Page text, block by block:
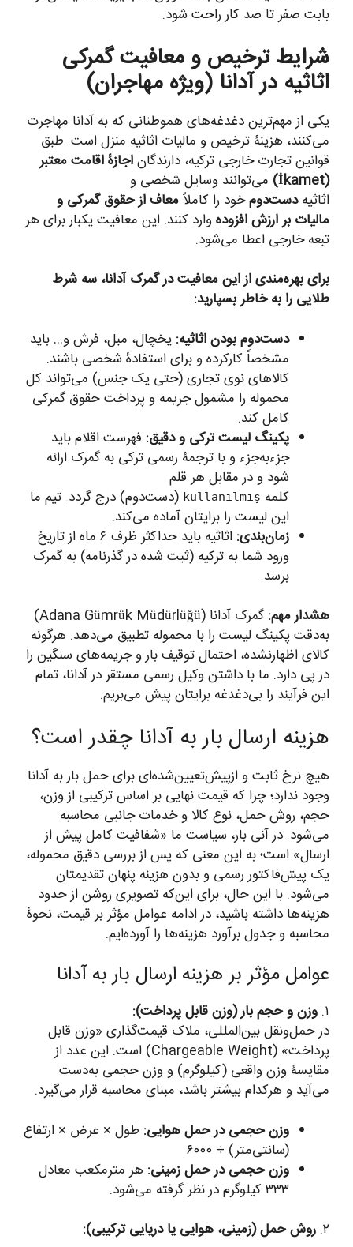
بابت صفر تا صد کار راحت شود.
شرایط ترخیص و معافیت گمرکی
اثاثیه در آدانا (ویژه مهاجران)
یکی از مهم‌ترین دغدغه‌های هموطنانی که به آدانا مهاجرت
می‌کنند، هزینۀ ترخیص و مالیات اثاثیه منزل است. طبق
قوانین تجارت خارجی ترکیه، دارندگاناجازۀ اقامت معتبر
(İkamet)
می‌توانند وسایل شخصی و
اثاثیهدست‌دومخود را کاملاًمعاف از حقوق گمرکی و
مالیات بر ارزش افزودهوارد کنند. این معافیت یکبار برای هر
تبعه خارجی اعطا می‌شود.
برای بهره‌مندی از این معافیت در گمرک آدانا، سه شرط
طلایی را به خاطر بسپارید:
دست‌دوم بودن اثاثیه: یخچال، مبل، فرش و… باید
مشخصاً کارکرده و برای استفادۀ شخصی باشند.
کالاهای نوی تجاری (حتی یک جنس) می‌تواند کل
محموله را مشمول جریمه و پرداخت حقوق گمرکی
کامل کند.
پکینگ لیست ترکی و دقیق: فهرست اقلام باید
جزءبه‌جزء و با ترجمۀ رسمی ترکی به گمرک ارائه
شود و در مقابل هر قلم
کلمه kullanılmış (دست‌دوم) درج گردد. تیم ما
این لیست را برایتان آماده می‌کند.
زمان‌بندی:
اثاثیه باید حداکثر ظرف ۶ ماه از تاریخ
ورود شما به ترکیه (ثبت شده در گذرنامه) به گمرک
برسد.
هشدار مهم:
گمرک آدانا (Adana Gümrük Müdürlüğü)
به‌دقت پکینگ لیست را با محموله تطبیق می‌دهد. هرگونه
کالای اظهارنشده، احتمال توقیف بار و جریمه‌های سنگین را
در پی دارد. ما با داشتن وکیل رسمی مستقر در آدانا، تمام
این فرآیند را بی‌دغدغه برایتان پیش می‌بریم.
هزینه ارسال بار به آدانا چقدر است؟
هیچ نرخ ثابت و ازپیش‌تعیین‌شده‌ای برای حمل بار به آدانا
وجود ندارد؛ چرا که قیمت نهایی بر اساس ترکیبی از وزن،
حجم، روش حمل، نوع کالا و خدمات جانبی محاسبه
می‌شود. در آنی بار، سیاست ما «شفافیت کامل پیش از
ارسال» است؛ به این معنی که پس از بررسی دقیق محموله،
یک پیش‌فاکتور رسمی و بدون هزینه پنهان تقدیمتان
می‌شود. با این حال، برای این‌که تصویری روشن از حدود
هزینه‌ها داشته باشید، در ادامه عوامل مؤثر بر قیمت، نحوۀ
محاسبه و جدول برآورد هزینه‌ها را آورده‌ایم.
عوامل مؤثر بر هزینه ارسال بار به آدانا
۱. وزن و حجم بار (وزن قابل پرداخت):
در حمل‌ونقل بین‌المللی، ملاک قیمت‌گذاری «وزن قابل
پرداخت» (Chargeable Weight) است. این عدد از
مقایسۀ وزن واقعی (کیلوگرم) و وزن حجمی به‌دست
می‌آید و هرکدام بیشتر باشد، مبنای محاسبه قرار می‌گیرد.
وزن حجمی در حمل هوایی: طول × عرض × ارتفاع
(سانتی‌متر) ÷ ۶۰۰۰
وزن حجمی در حمل زمینی: هر مترمکعب معادل
۳۳۳ کیلوگرم در نظر گرفته می‌شود.
۲. روش حمل (زمینی، هوایی یا دریایی ترکیبی):